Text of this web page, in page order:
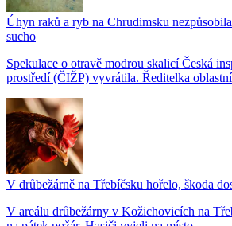
Úhyn raků a ryb na Chrudimsku
sucho
Spekulace o otravě modrou skalicí Česká
prostředí (ČIŽP) vyvrátila. Ředitelka
V drůbežárně na Třebíčsku hořelo, škoda
V areálu drůbežárny v Kožichovicích na